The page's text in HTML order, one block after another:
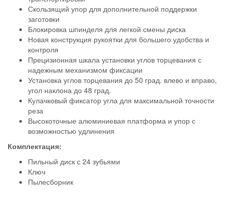
Скользящий упор для дополнительной поддержки
заготовки
Блокировка шпинделя для легкой смены диска
Новая конструкция рукоятки для большего удобства и
контроля
Прецизионная шкала установки углов торцевания с
надежным механизмом фиксации
Установка углов торцевания до 50 град. влево и вправо,
угол наклона до 48 град.
Кулачковый фиксатор угла для максимальной точности
реза
Высокоточные алюминиевая платформа и упор с
возможностью удлинения
Комплектация:
Пильный диск с 24 зубьями
Ключ
Пылесборник